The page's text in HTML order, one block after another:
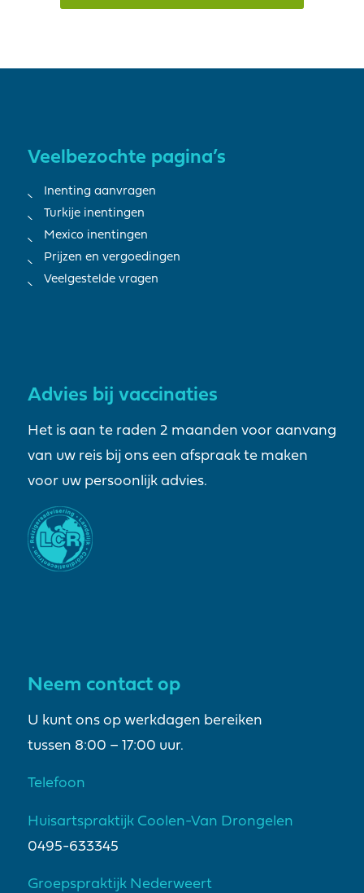
Veelbezochte pagina’s
Inenting aanvragen
Turkije inentingen
Mexico inentingen
Prijzen en vergoedingen
Veelgestelde vragen
Advies bij vaccinaties
Het is aan te raden 2 maanden voor aanvang
van uw reis bij ons een afspraak te maken
voor uw persoonlijk advies.
Neem contact op
U kunt ons op werkdagen bereiken
tussen 8:00 – 17:00 uur.
Telefoon
Huisartspraktijk Coolen-Van Drongelen
0495-633345
Groepspraktijk Nederweert